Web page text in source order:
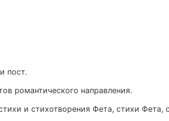
пост.
романтического направления.
и стихотворения Фета, стихи